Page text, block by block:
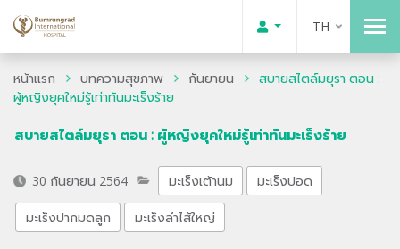
TH
หน้าแรก บทความสุขภาพ กันยายน
สบายสไตล์มยุรา ตอน :
ผู้หญิงยุคใหม่รู้เท่าทันมะเร็งร้าย
สบายสไตล์มยุรา ตอน : ผู้หญิงยุคใหม่รู้เท่าทันมะเร็งร้าย
30 กันยายน 2564 มะเร็งเต้านม มะเร็งปอด
มะเร็งปากมดลูก มะเร็งลำไส้ใหญ่